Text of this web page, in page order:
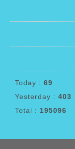
Today : 69
Yesterday : 403
Total : 195096